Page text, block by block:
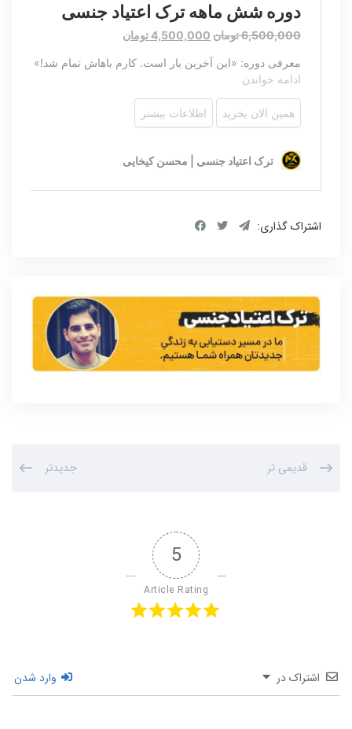
اشتراک گذاری:
قدیمی تر جدیدتر
5
Article Rating
اشتراک در وارد شدن